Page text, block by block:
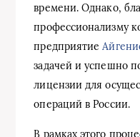
времени. Однако,
профессионализму
предприятие
задачей и успешно
лицензии для
операций в России.
В рамках этого